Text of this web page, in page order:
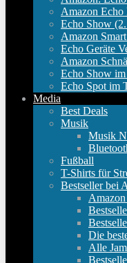
Amazon Echo
Echo Show
Amazon
Echo Geräte
Amazon
Echo Show im
Echo Spot im
Media
Best Deals
Musik
Musik
Fußball
T-Shirts für
Bestseller bei
Die
Alle